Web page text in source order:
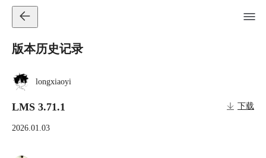
版本历史记录
longxiaoyi
LMS 3.71.1 下载
2026.01.03